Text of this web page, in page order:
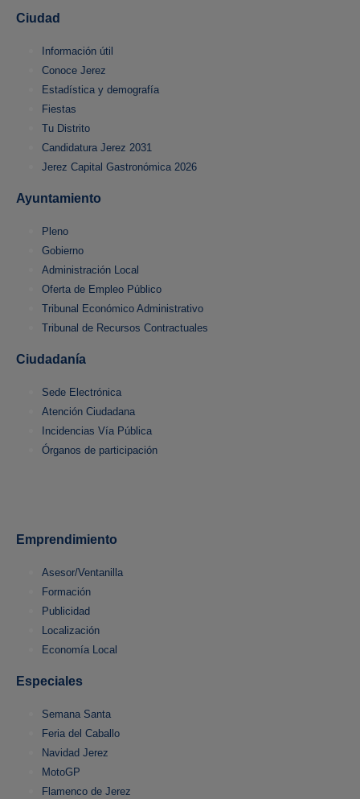
Ciudad
Información útil
Conoce Jerez
Estadística y demografía
Fiestas
Tu Distrito
Candidatura Jerez 2031
Jerez Capital Gastronómica 2026
Ayuntamiento
Pleno
Gobierno
Administración Local
Oferta de Empleo Público
Tribunal Económico Administrativo
Tribunal de Recursos Contractuales
Ciudadanía
Sede Electrónica
Atención Ciudadana
Incidencias Vía Pública
Órganos de participación
Emprendimiento
Asesor/Ventanilla
Formación
Publicidad
Localización
Economía Local
Especiales
Semana Santa
Feria del Caballo
Navidad Jerez
MotoGP
Flamenco de Jerez